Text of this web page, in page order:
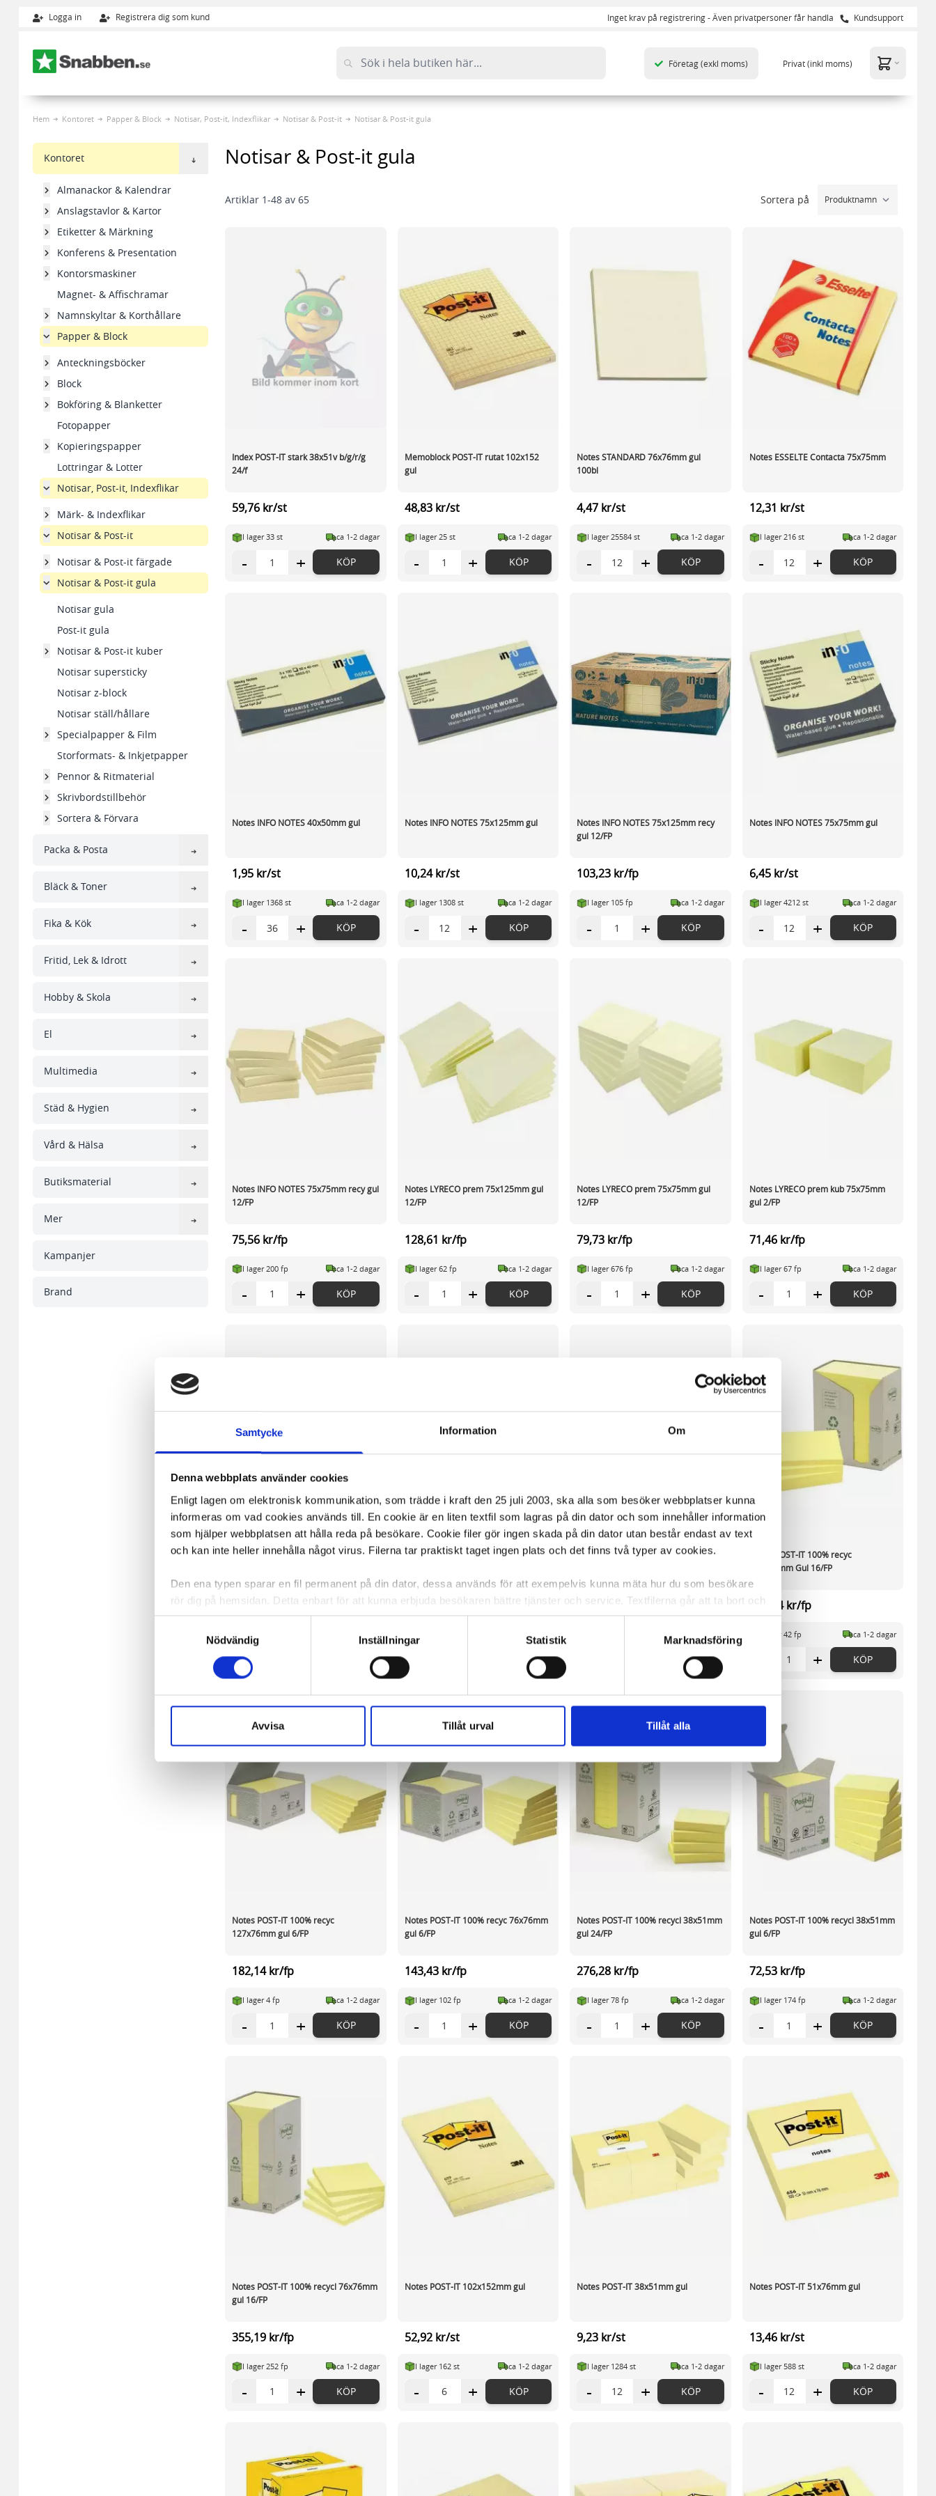
Samtycke Information Om
Denna webbplats använder cookies
Enligt lagen om elektronisk kommunikation, som trädde i kraft den 25 juli 2003, ska alla som besöker webbplatser kunna
informeras om vad cookies används till. En cookie är en liten textfil som lagras på din dator och som innehåller information
som hjälper webbplatsen att hålla reda på besökare. Cookie filer gör ingen skada på din dator utan består endast av text
och kan inte heller innehålla något virus. Filerna tar praktiskt taget ingen plats och det finns två typer av cookies.
Den ena typen sparar en fil permanent på din dator, dessa används för att exempelvis kunna mäta hur du som besökare
rör dig på hemsidan. Detta enbart för att kunna erbjuda besökaren bättre tjänster och service. Textfilerna går att ta bort och
de flesta webbläsare har funktioner för detta. Informationen som sparas på din dator är endast ett unikt nummer utan
någon koppling till personlig information, alltså helt anonymt.
Den andra typen av cookies som vanligtvis används är session cookies. Under tiden du är inne och besöker sidan delar
Vi använder enhetsidentifierare för att anpassa innehållet och annonserna till användarna, tillhandahålla funktioner för
sociala medier och analysera vår trafik. Vi vidarebefordrar även sådana identifierare och annan information från din enhet
till de sociala medier och annons- och analysföretag som vi samarbetar med. Dessa kan i sin tur kombinera informationen
med annan information som du har tillhandahållit eller som de har samlat in när du har använt deras tjänster.
Nödvändig
Inställningar Statistik Marknadsföring
Avvisa Tillåt urval Tillåt alla
Logga in Registrera dig som kund Inget krav på registrering - Även privatpersoner får handla Kundsupport
Företag(exkl moms) Privat(inkl moms)
Hem Kontoret Papper & Block Notisar, Post-it, Indexflikar Notisar & Post-it Notisar & Post-it gula
Kontoret
Almanackor & Kalendrar
Anslagstavlor & Kartor
Etiketter & Märkning
Konferens & Presentation
Kontorsmaskiner
Magnet- & Affischramar
Namnskyltar & Korthållare
Papper & Block
Anteckningsböcker
Block
Bokföring & Blanketter
Fotopapper
Kopieringspapper
Lottringar & Lotter
Notisar, Post-it, Indexflikar
Märk- & Indexflikar
Notisar & Post-it
Notisar & Post-it färgade
Notisar & Post-it gula
Notisar gula
Post-it gula
Notisar & Post-it kuber
Notisar supersticky
Notisar z-block
Notisar ställ/hållare
Specialpapper & Film
Storformats- & Inkjetpapper
Pennor & Ritmaterial
Skrivbordstillbehör
Sortera & Förvara
Packa & Posta
Bläck & Toner
Fika & Kök
Fritid, Lek & Idrott
Hobby & Skola
El
Multimedia
Städ & Hygien
Vård & Hälsa
Butiksmaterial
Mer
Kampanjer
Brand
Notisar & Post-it gula
Artiklar 1-48 av65 Sortera på
Index POST-IT stark 38x51v b/g/r/g
24/f
59,76 kr/st
I lager 33 st ca 1-2 dagar
- + KÖP
Memoblock POST-IT rutat 102x152
gul
48,83 kr/st
I lager 25 st ca 1-2 dagar
- + KÖP
Notes STANDARD 76x76mm gul
100bl
4,47 kr/st
I lager 25584 st ca 1-2 dagar
- + KÖP
Notes ESSELTE Contacta 75x75mm
12,31 kr/st
I lager 216 st ca 1-2 dagar
- + KÖP
Notes INFO NOTES 40x50mm gul
1,95 kr/st
I lager 1368 st ca 1-2 dagar
- + KÖP
Notes INFO NOTES 75x125mm gul
10,24 kr/st
I lager 1308 st ca 1-2 dagar
- + KÖP
Notes INFO NOTES 75x125mm recy
gul 12/FP
103,23 kr/fp
I lager 105 fp ca 1-2 dagar
- + KÖP
Notes INFO NOTES 75x75mm gul
6,45 kr/st
I lager 4212 st ca 1-2 dagar
- + KÖP
Notes INFO NOTES 75x75mm recy gul
12/FP
75,56 kr/fp
I lager 200 fp ca 1-2 dagar
- + KÖP
Notes LYRECO prem 75x125mm gul
12/FP
128,61 kr/fp
I lager 62 fp ca 1-2 dagar
- + KÖP
Notes LYRECO prem 75x75mm gul
12/FP
79,73 kr/fp
I lager 676 fp ca 1-2 dagar
- + KÖP
Notes LYRECO prem kub 75x75mm
gul 2/FP
71,46 kr/fp
I lager 67 fp ca 1-2 dagar
- + KÖP
Notes LYRECO prem ZZ 75x75mm gul
96,36 kr/fp
I lager 159 fp ca 1-2 dagar
-
Notes LYRECO recycled 38x51mm gul
42,69 kr/fp
ca 1-2 dagar
KÖP
Notes LYRECO recycled 76x76mm gul
84,72 kr/fp
ca 1-2 dagar
KÖP
Notes POST-IT 100% recyc
127x76mm Gul 16/FP
471,14 kr/fp
I lager 42 fp ca 1-2 dagar
+ KÖP
Notes POST-IT 100% recyc
127x76mm gul 6/FP
182,14 kr/fp
I lager 4 fp ca 1-2 dagar
- + KÖP
Notes POST-IT 100% recyc 76x76mm
gul 6/FP
143,43 kr/fp
I lager 102 fp ca 1-2 dagar
- + KÖP
Notes POST-IT 100% recycl 38x51mm
gul 24/FP
276,28 kr/fp
I lager 78 fp ca 1-2 dagar
- + KÖP
Notes POST-IT 100% recycl 38x51mm
gul 6/FP
72,53 kr/fp
I lager 174 fp ca 1-2 dagar
- + KÖP
Notes POST-IT 100% recycl 76x76mm
gul 16/FP
355,19 kr/fp
I lager 252 fp ca 1-2 dagar
- + KÖP
Notes POST-IT 102x152mm gul
52,92 kr/st
I lager 162 st ca 1-2 dagar
- + KÖP
Notes POST-IT 38x51mm gul
9,23 kr/st
I lager 1284 st ca 1-2 dagar
- + KÖP
Notes POST-IT 51x76mm gul
13,46 kr/st
I lager 588 st ca 1-2 dagar
- + KÖP